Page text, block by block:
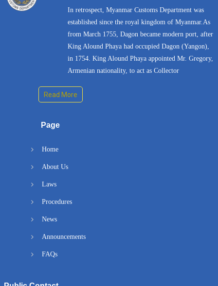
In retrospect, Myanmar Customs Department was
established since the royal kingdom of Myanmar.As
from March 1755, Dagon became modern port, after
King Alound Phaya had occupied Dagon (Yangon),
in 1754. King Alound Phaya appointed Mr. Gregory,
Armenian nationality, to act as Collector
Read More
Page
Home
About Us
Laws
Procedures
News
Announcements
FAQs